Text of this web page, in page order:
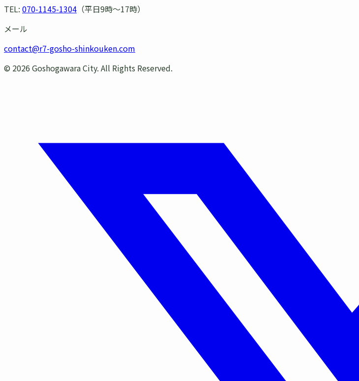
TEL: 070-1145-1304 （平日9時〜17時）
メール
contact@r7-gosho-shinkouken.com
© 2026 Goshogawara City. All Rights Reserved.